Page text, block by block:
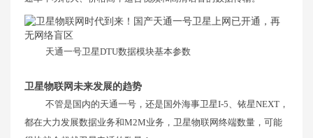
天通一号卫星DTU数据模块基本参数
卫星物联网未来发展的趋势
不管是国内的天通一号，还是国外海事卫星I-5、铱星NEXT，
都在大力发展数据业务和M2M业务，卫星物联网终端数量，可能